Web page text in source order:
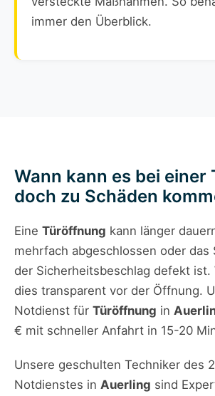
immer den Überblick.
Wann kann es bei einer
doch zu Schäden
Eine Türöffnung kann länger
mehrfach abgeschlossen oder das
der Sicherheitsbeschlag defekt ist.
dies transparent vor der Öffnung.
Notdienst für Türöffnung in
€ mit schneller Anfahrt in 15-20
Unsere geschulten Techniker des
Notdienstes in Auerling sind